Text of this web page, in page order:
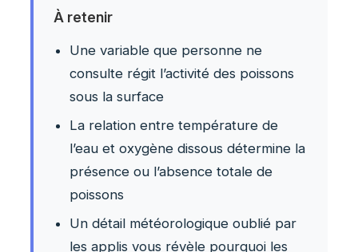
À retenir
Une variable que personne ne
consulte régit l’activité des poissons
sous la surface
La relation entre température de
l’eau et oxygène dissous détermine la
présence ou l’absence totale de
poissons
Un détail météorologique oublié par
les applis vous révèle pourquoi les